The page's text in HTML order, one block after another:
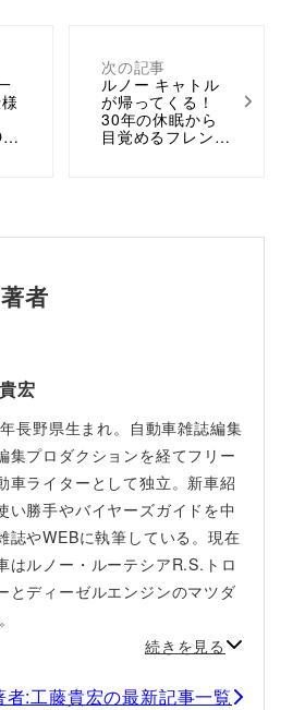
次の記事
ルノー キャトル
が帰ってくる！
30年の休眠から
目覚めるフレン…
者
宏
長野県生まれ。自動車雑誌編集
集プロダクションを経てフリー
車ライターとして独立。新車紹
い勝手やバイヤーズガイドを中
誌やWEBに執筆している。現在
はルノー・ルーテシアR.S.トロ
とディーゼルエンジンのマツダ
続きを見る
者:工藤貴宏の最新記事一覧